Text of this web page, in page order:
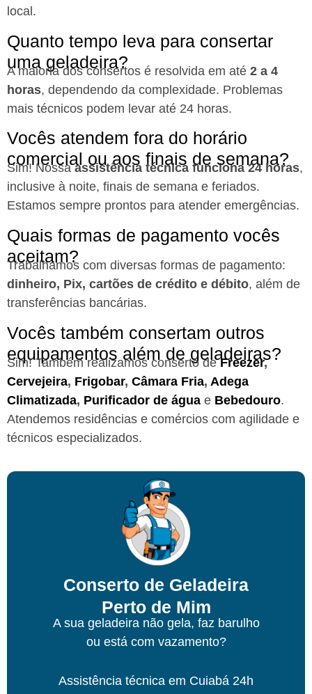
local.
Quanto tempo leva para consertar
uma geladeira?
A maioria dos consertos é resolvida em até 2 a 4
horas, dependendo da complexidade. Problemas
mais técnicos podem levar até 24 horas.
Vocês atendem fora do horário
comercial ou aos finais de semana?
Sim! Nossaassistência técnica funciona 24 horas,
inclusive à noite, finais de semana e feriados.
Estamos sempre prontos para atender emergências.
Quais formas de pagamento vocês
aceitam?
Trabalhamos com diversas formas de pagamento:
dinheiro, Pix, cartões de crédito e débito, além de
transferências bancárias.
Vocês também consertam outros
equipamentos além de geladeiras?
Sim! Também realizamos conserto deFreezer,
Cervejeira, Frigobar, Câmara Fria, Adega
Climatizada, Purificador de água e Bebedouro.
Atendemos residências e comércios com agilidade e
técnicos especializados.
Conserto de Geladeira
Perto de Mim
A sua geladeira não gela, faz barulho
ou está com vazamento?
Assistência técnica em Cuiabá 24h